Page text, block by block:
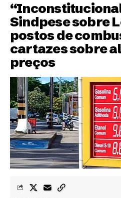
Sindpese sobre
postos de
cartazes sobre
preços